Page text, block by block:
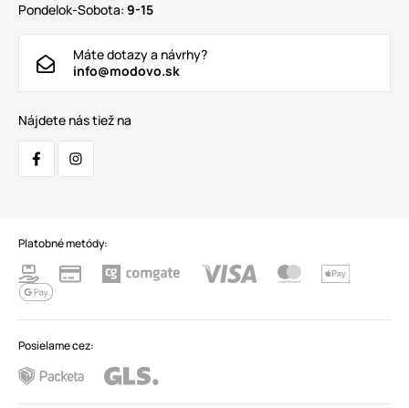
Pondelok-Sobota: 9-15
Máte dotazy a návrhy?
info@modovo.sk
Nájdete nás tiež na
Platobné metódy:
Posielame cez: